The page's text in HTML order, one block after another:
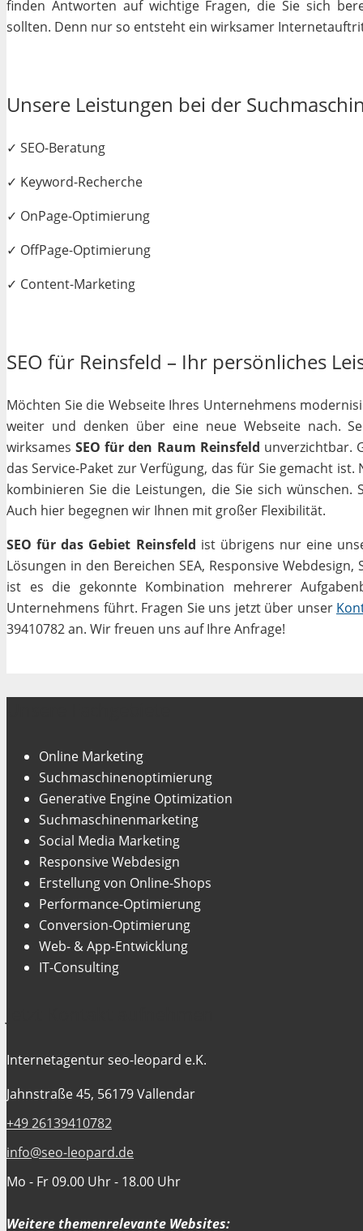
finden Antworten auf wichtige Fragen, die Sie sich
sollten. Denn nur so entsteht ein wirksamer
Unsere Leistungen bei der
✓ SEO-Beratung
✓ Keyword-Recherche
✓ OnPage-Optimierung
✓ OffPage-Optimierung
✓ Content-Marketing
SEO für Reinsfeld – Ihr persönliches
Möchten Sie die Webseite Ihres Unternehmens
weiter und denken über eine neue Webseite nach.
wirksamesSEO für den Raum Reinsfeld unverzichtbar.
das Service-Paket zur Verfügung, das für Sie gemacht
kombinieren Sie die Leistungen, die Sie sich wünschen.
Auch hier begegnen wir Ihnen mit großer Flexibilität.
SEO für das Gebiet Reinsfeld ist übrigens nur eine
Lösungen in den Bereichen SEA, Responsive
ist es die gekonnte Kombination mehrerer
Unternehmens führt. Fragen Sie uns jetzt über unser
39410782 an. Wir freuen uns auf Ihre Anfrage!
Online Marketing
Suchmaschinenoptimierung
Generative Engine Optimization
Suchmaschinenmarketing
Social Media Marketing
Responsive Webdesign
Erstellung von Online-Shops
Performance-Optimierung
Conversion-Optimierung
Web- & App-Entwicklung
IT-Consulting
Internetagentur seo-leopard e.K.
Jahnstraße 45, 56179 Vallendar
+49 26139410782
info@seo-leopard.de
Mo - Fr 09.00 Uhr - 18.00 Uhr
Weitere themenrelevante Websites: